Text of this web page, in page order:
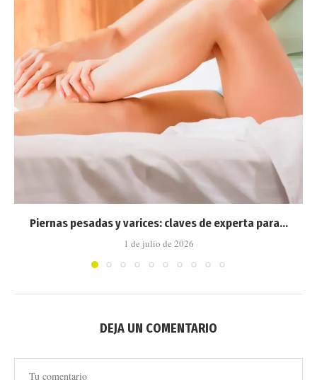
Piernas pesadas y varices: claves de experta para...
1 de julio de 2026
DEJA UN COMENTARIO